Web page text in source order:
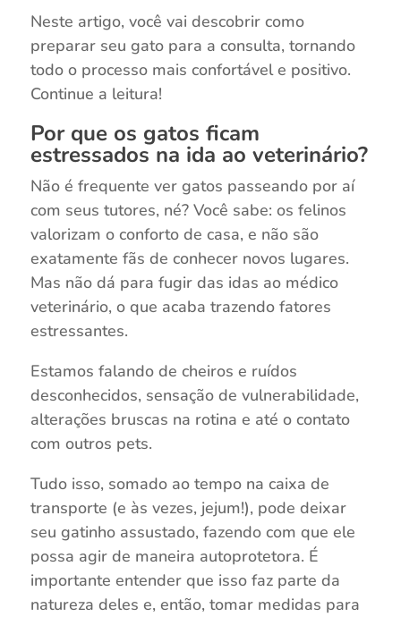
Neste artigo, você vai descobrir como
preparar seu gato para a consulta, tornando
todo o processo mais confortável e positivo.
Continue a leitura!
Por que os gatos ficam
estressados na ida ao veterinário?
Não é frequente ver gatos passeando por aí
com seus tutores, né? Você sabe: os felinos
valorizam o conforto de casa, e não são
exatamente fãs de conhecer novos lugares.
Mas não dá para fugir das idas ao médico
veterinário, o que acaba trazendo fatores
estressantes.
Estamos falando de cheiros e ruídos
desconhecidos, sensação de vulnerabilidade,
alterações bruscas na rotina e até o contato
com outros pets.
Tudo isso, somado ao tempo na caixa de
transporte (e às vezes, jejum!), pode deixar
seu gatinho assustado, fazendo com que ele
possa agir de maneira autoprotetora. É
importante entender que isso faz parte da
natureza deles e, então, tomar medidas para